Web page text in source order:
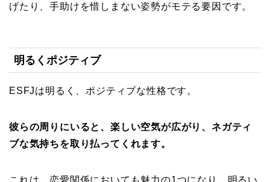
げたり、手助けを惜しまない姿勢がモテる要因です。
明るくポジティブ
ESFJは明るく、ポジティブな性格です。
彼らの周りにいると、楽しい空気が広がり、ネガティ
ブな気持ちを取り払ってくれます。